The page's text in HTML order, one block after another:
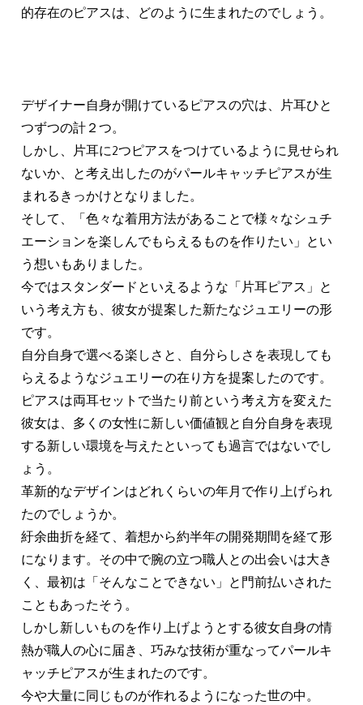
的存在のピアスは、どのように生まれたのでしょう。
デザイナー自身が開けているピアスの穴は、片耳ひと
つずつの計２つ。
しかし、片耳に2つピアスをつけているように見せられ
ないか、と考え出したのがパールキャッチピアスが生
まれるきっかけとなりました。
そして、「色々な着用方法があることで様々なシュチ
エーションを楽しんでもらえるものを作りたい」とい
う想いもありました。
今ではスタンダードといえるような「片耳ピアス」と
いう考え方も、彼女が提案した新たなジュエリーの形
です。
自分自身で選べる楽しさと、自分らしさを表現しても
らえるようなジュエリーの在り方を提案したのです。
ピアスは両耳セットで当たり前という考え方を変えた
彼女は、多くの女性に新しい価値観と自分自身を表現
する新しい環境を与えたといっても過言ではないでし
ょう。
革新的なデザインはどれくらいの年月で作り上げられ
たのでしょうか。
紆余曲折を経て、着想から約半年の開発期間を経て形
になります。その中で腕の立つ職人との出会いは大き
く、最初は「そんなことできない」と門前払いされた
こともあったそう。
しかし新しいものを作り上げようとする彼女自身の情
熱が職人の心に届き、巧みな技術が重なってパールキ
ャッチピアスが生まれたのです。
今や大量に同じものが作れるようになった世の中。